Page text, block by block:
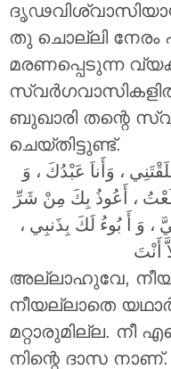
തു ചൊല്ലി
മരണപ്പെടുന്ന
ബുഖാരി തന്റെ
ചെയ്തിട്ടുണ്ട്.
، وَأَناَ عَبْدُكَ ، وَ
، أَعُوذُ بِكَ مِنْ شَرِّ
وَ أَ بُوءُ لَكَ بِذَنبِي ،
أَنْتَ
അല്ലാഹുവേ,
നീയല്ലാതെ
മറ്റാരുമില്ല. നീ
നിന്റെ ദാസ